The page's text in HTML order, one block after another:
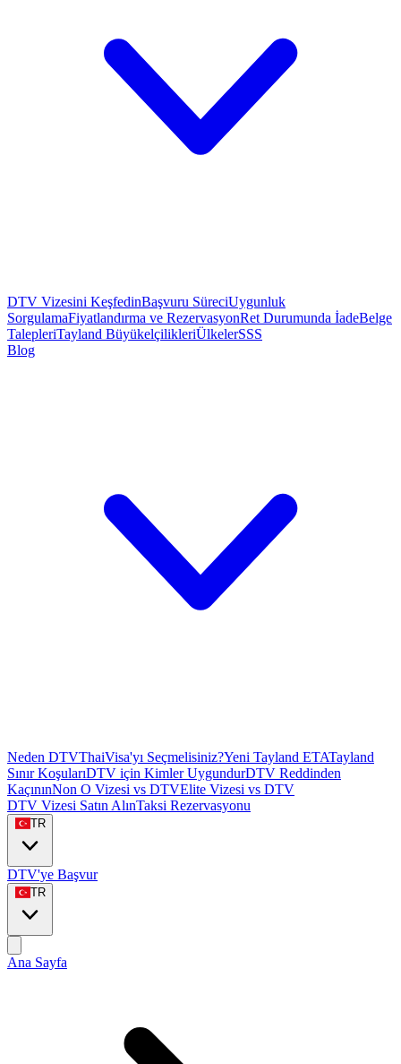
DTV Vizesini KeşfedinBaşvuru SüreciUygunluk
SorgulamaFiyatlandırma ve RezervasyonRet Durumunda İadeBelge
TalepleriTayland BüyükelçilikleriÜlkelerSSS
Blog
Neden DTVThaiVisa'yı Seçmelisiniz?Yeni Tayland ETATayland
Sınır KoşularıDTV için Kimler UygundurDTV Reddinden
KaçınınNon O Vizesi vs DTVElite Vizesi vs DTV
DTV Vizesi Satın AlınTaksi Rezervasyonu
TR
DTV'ye Başvur
TR
Ana Sayfa